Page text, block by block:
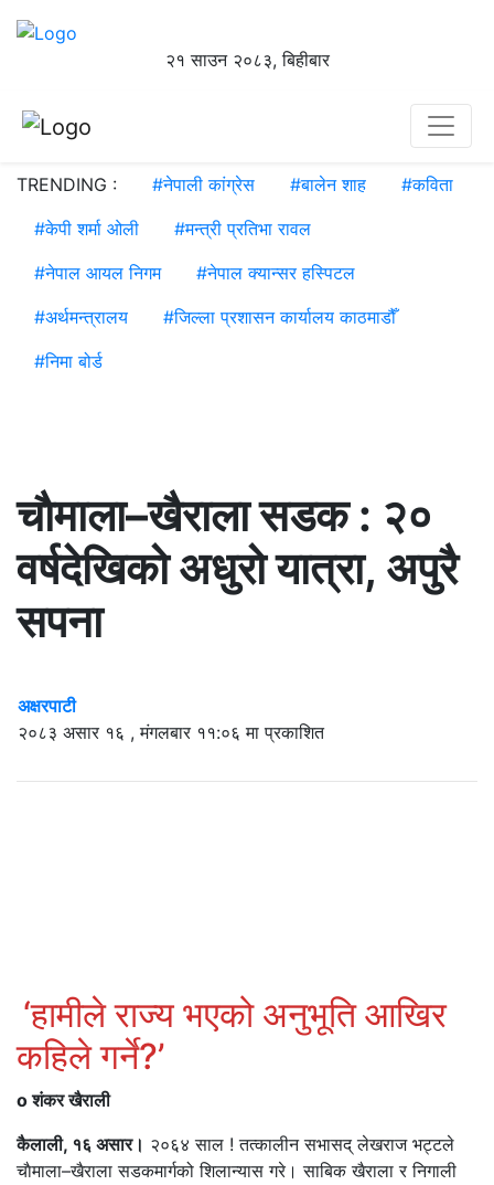
२१ साउन २०८३, बिहीबार
TRENDING : #नेपाली कांग्रेस #बालेन शाह #कविता
#केपी शर्मा ओली #मन्त्री प्रतिभा रावल
#नेपाल आयल निगम #नेपाल क्यान्सर हस्पिटल
#अर्थमन्त्रालय #जिल्ला प्रशासन कार्यालय काठमाडौँ
#निमा बोर्ड
चाैमाला–खैराला सडक : २०
वर्षदेखिको अधुरो यात्रा, अपुरै
सपना
अक्षरपाटी
२०८३ असार १६ , मंगलबार ११:०६ मा प्रकाशित
‘हामीले राज्य भएको अनुभूति आखिर
कहिले गर्ने?’
o शंकर खैराली
कैलाली, १६ असार। २०६४ साल ! तत्कालीन सभासद् लेखराज भट्टले
चाैमाला–खैराला सडकमार्गको शिलान्यास गरे। साबिक खैराला र निगाली